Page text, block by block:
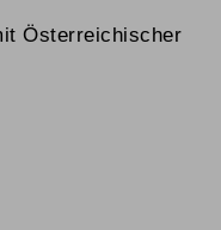
Österreichischer